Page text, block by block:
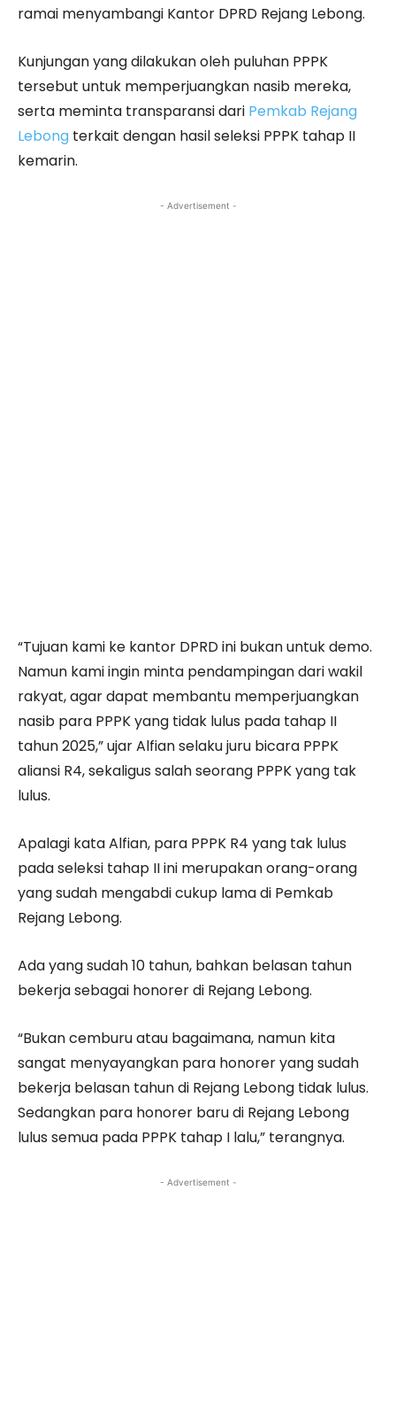
ramai menyambangi Kantor DPRD Rejang Lebong.
Kunjungan yang dilakukan oleh puluhan PPPK
tersebut untuk memperjuangkan nasib mereka,
serta meminta transparansi dari Pemkab Rejang
Lebong terkait dengan hasil seleksi PPPK tahap II
kemarin.
- Advertisement -
“Tujuan kami ke kantor DPRD ini bukan untuk demo.
Namun kami ingin minta pendampingan dari wakil
rakyat, agar dapat membantu memperjuangkan
nasib para PPPK yang tidak lulus pada tahap II
tahun 2025,” ujar Alfian selaku juru bicara PPPK
aliansi R4, sekaligus salah seorang PPPK yang tak
lulus.
Apalagi kata Alfian, para PPPK R4 yang tak lulus
pada seleksi tahap II ini merupakan orang-orang
yang sudah mengabdi cukup lama di Pemkab
Rejang Lebong.
Ada yang sudah 10 tahun, bahkan belasan tahun
bekerja sebagai honorer di Rejang Lebong.
“Bukan cemburu atau bagaimana, namun kita
sangat menyayangkan para honorer yang sudah
bekerja belasan tahun di Rejang Lebong tidak lulus.
Sedangkan para honorer baru di Rejang Lebong
lulus semua pada PPPK tahap I lalu,” terangnya.
- Advertisement -